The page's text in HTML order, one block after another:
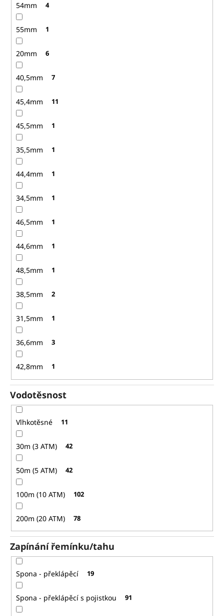
54mm 4
55mm 1
20mm 6
40,5mm 7
45,4mm 11
45,5mm 1
35,5mm 1
44,4mm 1
34,5mm 1
46,5mm 1
44,6mm 1
48,5mm 1
38,5mm 2
31,5mm 1
36,6mm 3
42,8mm 1
Vodotěsnost
Vlhkotěsné 11
30m (3 ATM) 42
50m (5 ATM) 42
100m (10 ATM) 102
200m (20 ATM) 78
Zapínání řemínku/tahu
Spona - překlápěcí 19
Spona - překlápěcí s pojistkou 91